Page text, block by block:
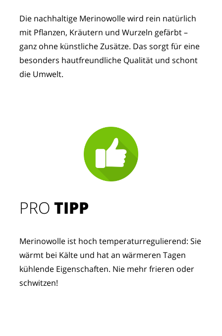
PROTIPP
Merinowolle ist hoch temperaturregulierend: Sie
wärmt bei Kälte und hat an wärmeren Tagen
kühlende Eigenschaften. Nie mehr frieren oder
schwitzen!
Die nachhaltige Merinowolle wird rein natürlich
mit Pflanzen, Kräutern und Wurzeln gefärbt –
ganz ohne künstliche Zusätze. Das sorgt für eine
besonders hautfreundliche Qualität und schont
die Umwelt.